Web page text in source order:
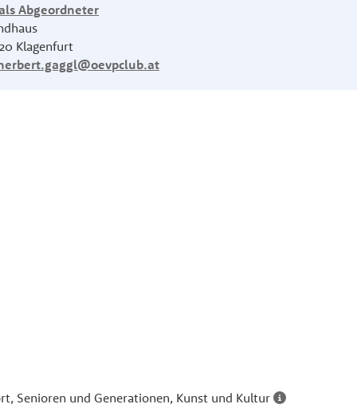
Abgeordneter
Klagenfurt
Senioren und Generationen, Kunst und Kultur